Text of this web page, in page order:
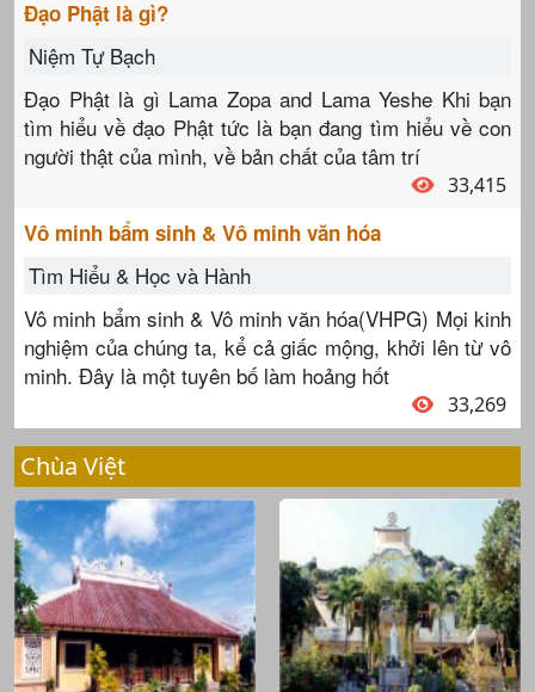
Đạo Phật là gì?
Niệm Tự Bạch
Đạo Phật là gì Lama Zopa and Lama Yeshe Khi bạn
tìm hiểu về đạo Phật tức là bạn đang tìm hiểu về con
người thật của mình, về bản chất của tâm trí
33,415
Vô minh bẩm sinh & Vô minh văn hóa
Tìm Hiểu & Học và Hành
Vô minh bẩm sinh & Vô minh văn hóa(VHPG) Mọi kinh
nghiệm của chúng ta, kể cả giấc mộng, khởi lên từ vô
minh. Đây là một tuyên bố làm hoảng hốt
33,269
Chùa Việt